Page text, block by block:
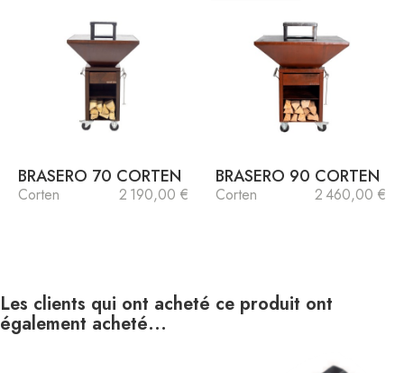
BRASERO 70 CORTEN
Corten 2 190,00 €
BRASERO 90 CORTEN
Corten 2 460,00 €
Les clients qui ont acheté ce produit ont
également acheté...